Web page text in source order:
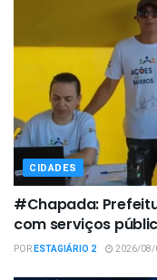
CIDADES
#Chapada:
com serviços
PORESTAGIÁRIO 2 2026/08/